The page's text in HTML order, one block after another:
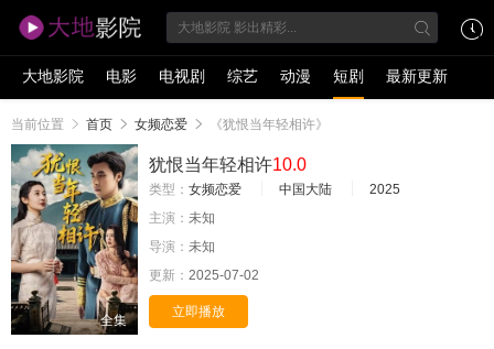
大地影院 电影 电视剧 综艺 动漫 短剧 最新更新
当前位置 首页 女频恋爱 《犹恨当年轻相许》
全集
犹恨当年轻相许10.0
类型： 女频恋爱 中国大陆
2025
主演： 未知
导演： 未知
更新： 2025-07-02
立即播放